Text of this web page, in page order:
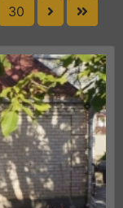
30